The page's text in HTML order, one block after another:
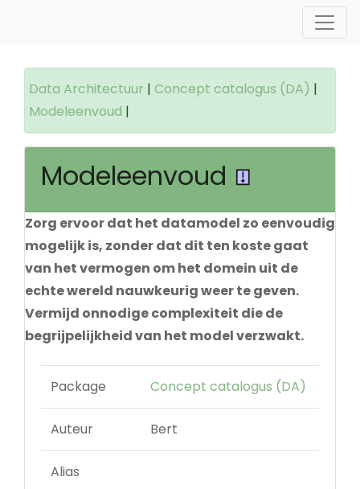
Data Architectuur | Concept catalogus (DA) |
Modeleenvoud |
Modeleenvoud
Zorg ervoor dat het datamodel zo eenvoudig
mogelijk is, zonder dat dit ten koste gaat
van het vermogen om het domein uit de
echte wereld nauwkeurig weer te geven.
Vermijd onnodige complexiteit die de
begrijpelijkheid van het model verzwakt.
Package Concept catalogus (DA)
Auteur Bert
Alias